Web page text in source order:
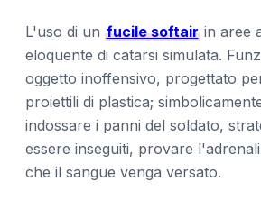
L'uso di un fucile softair in aree
eloquente di catarsi simulata.
oggetto inoffensivo, progettato
proiettili di plastica;
indossare i panni del soldato,
essere inseguiti, provare
che il sangue venga versato.